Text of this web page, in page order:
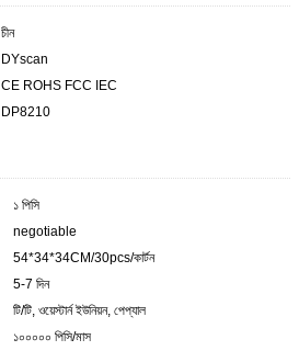
চীন
DYscan
CE ROHS FCC IEC
DP8210
১ পিসি
negotiable
54*34*34CM/30pcs/কার্টন
5-7 দিন
টি/টি, ওয়েস্টার্ন ইউনিয়ন, পেপ্যাল
১০০০০০ পিসি/মাস